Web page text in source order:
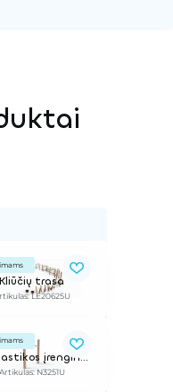
Kliūčių trasa
LE20625U
Gimnastikos įrenginys
Artikulas: N3251U